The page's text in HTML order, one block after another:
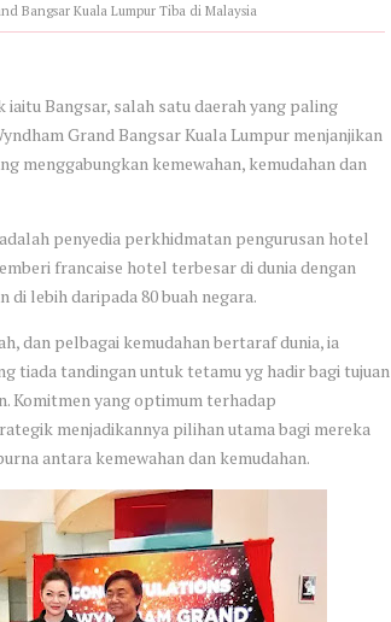
Bangsar Kuala Lumpur Tiba di Malaysia
Bangsar, salah satu daerah yang paling
Grand Bangsar Kuala Lumpur menjanjikan
menggabungkan kemewahan, kemudahan dan
penyedia perkhidmatan pengurusan hotel
francaise hotel terbesar di dunia dengan
di lebih daripada 80 buah negara.
dan pelbagai kemudahan bertaraf dunia, ia
tiada tandingan untuk tetamu yg hadir bagi tujuan
Komitmen yang optimum terhadap
menjadikannya pilihan utama bagi mereka
antara kemewahan dan kemudahan.